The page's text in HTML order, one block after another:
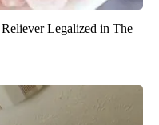
Legalized in The